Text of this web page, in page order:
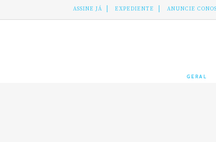
ASSINE JÁ EXPEDIENTE ANUNCIE
GERAL